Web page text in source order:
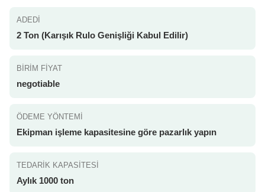
ADEDI
2 Ton (Karışık Rulo Genişliği Kabul Edilir)
BIRIM FIYAT
negotiable
ÖDEME YÖNTEMI
Ekipman işleme kapasitesine göre pazarlık yapın
TEDARIK KAPASITESI
Aylık 1000 ton